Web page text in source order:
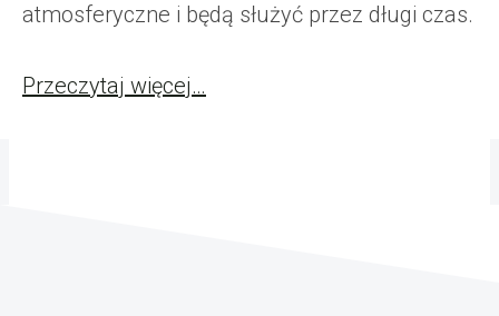
atmosferyczne i będą służyć przez długi czas.
Przeczytaj więcej…